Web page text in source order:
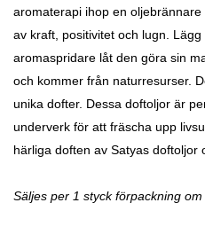
aromaterapi ihop en
av kraft, positivitet och lugn. Lägg
aromaspridare låt den göra sin
och kommer från naturresurser.
unika dofter. Dessa doftoljor är
underverk för att fräscha upp
härliga doften av Satyas doftoljor
Säljes per 1 styck förpackning om